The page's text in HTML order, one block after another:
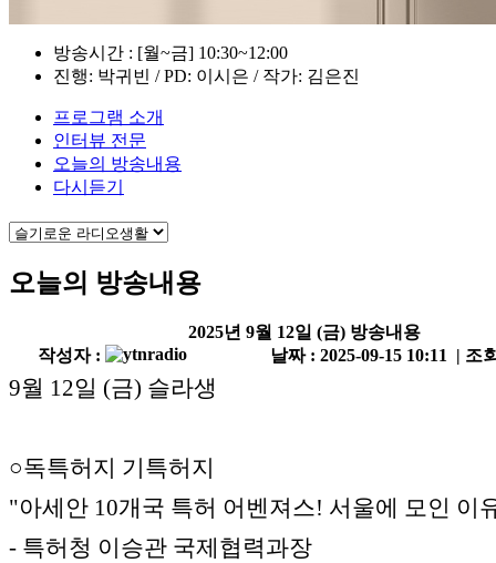
방송시간 : [월~금] 10:30~12:00
진행: 박귀빈 / PD: 이시은 / 작가: 김은진
프로그램 소개
인터뷰 전문
오늘의 방송내용
다시듣기
오늘의 방송내용
2025년 9월 12일 (금) 방송내용
작성자 :
날짜 : 2025-09-15 10:11 | 조
9월 12일 (금) 슬라생
○독특허지 기특허지
"아세안 10개국 특허 어벤져스! 서울에 모인 이
- 특허청 이승관 국제협력과장